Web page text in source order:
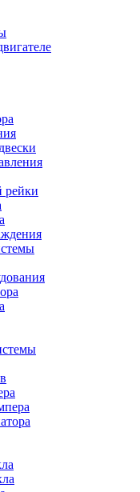
рейки